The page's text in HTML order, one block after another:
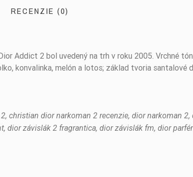
RECENZIE (0)
Addict 2 bol uvedený na trh v roku 2005. Vrchné
konvalinka, melón a lotos; základ tvoria santalové
christian dior narkoman 2 recenzie, dior narkoman 2,
dior závislák 2 fragrantica, dior závislák fm, dior